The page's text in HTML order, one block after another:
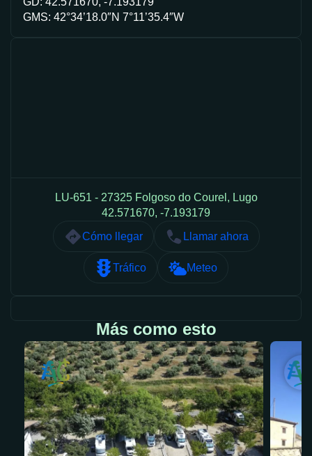
GMS: 42°34’18.0″N 7°11’35.4″W
LU-651 - 27325 Folgoso do Courel, Lugo
42.571670, -7.193179
Cómo llegar
Llamar ahora
Tráfico Meteo
Más como esto